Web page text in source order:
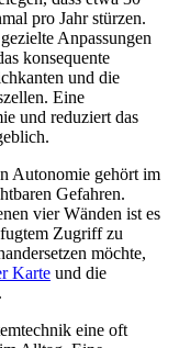
pro Jahr stürzen.
Anpassungen
konsequente
und die
Eine
und reduziert das
Autonomie gehört im
Gefahren.
vier Wänden ist es
Zugriff zu
möchte,
Karte und die
eine oft